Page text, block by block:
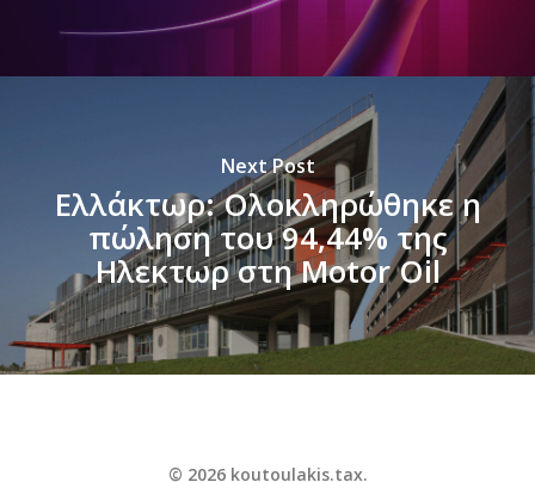
Next Post
Ελλάκτωρ: Ολοκληρώθηκε η
πώληση του 94,44% της
Ηλεκτωρ στη Motor Oil
© 2026 koutoulakis.tax.